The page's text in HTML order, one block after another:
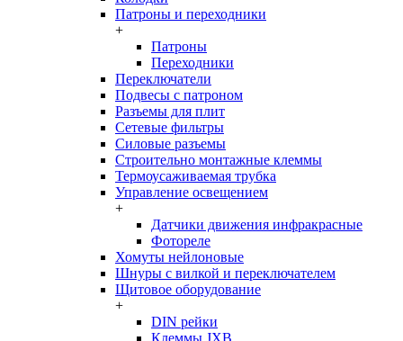
Патроны и переходники
+
Патроны
Переходники
Переключатели
Подвесы с патроном
Разъемы для плит
Сетевые фильтры
Силовые разъемы
Строительно монтажные клеммы
Термоусаживаемая трубка
Управление освещением
+
Датчики движения инфракрасные
Фотореле
Хомуты нейлоновые
Шнуры с вилкой и переключателем
Щитовое оборудование
+
DIN рейки
Клеммы JXB